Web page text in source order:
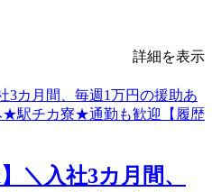
詳細を表示
＼入社3カ月間、